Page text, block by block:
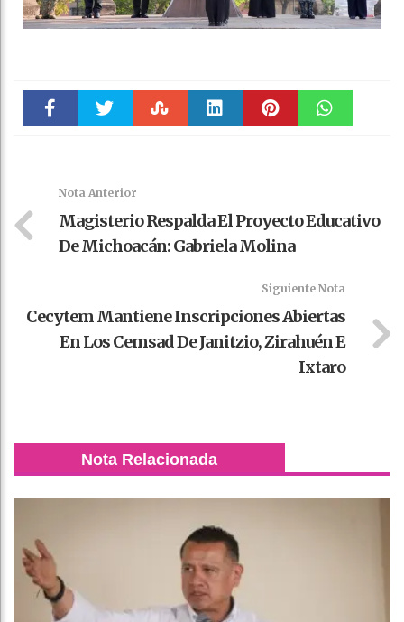
Nota Anterior
Magisterio Respalda El Proyecto Educativo
De Michoacán: Gabriela Molina
Siguiente Nota
Cecytem Mantiene Inscripciones Abiertas
En Los Cemsad De Janitzio, Zirahuén E
Ixtaro
Nota Relacionada